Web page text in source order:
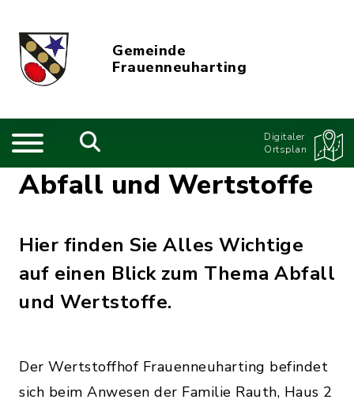
Gemeinde
Frauenneuharting
Digitaler
Ortsplan
Abfall und Wertstoffe
Hier finden Sie Alles Wichtige
auf einen Blick zum Thema Abfall
und Wertstoffe.
Der Wertstoffhof Frauenneuharting befindet
sich beim Anwesen der Familie Rauth, Haus 2